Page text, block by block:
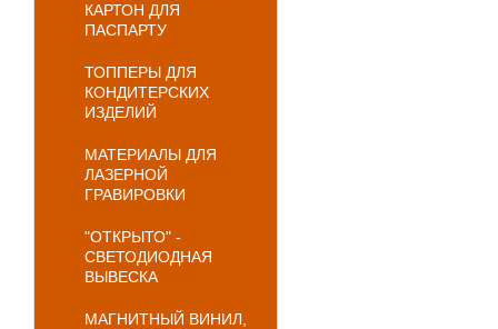
КАРТОН ДЛЯ
ПАСПАРТУ
ТОППЕРЫ ДЛЯ
КОНДИТЕРСКИХ
ИЗДЕЛИЙ
МАТЕРИАЛЫ ДЛЯ
ЛАЗЕРНОЙ
ГРАВИРОВКИ
"ОТКРЫТО" -
СВЕТОДИОДНАЯ
ВЫВЕСКА
МАГНИТНЫЙ ВИНИЛ,